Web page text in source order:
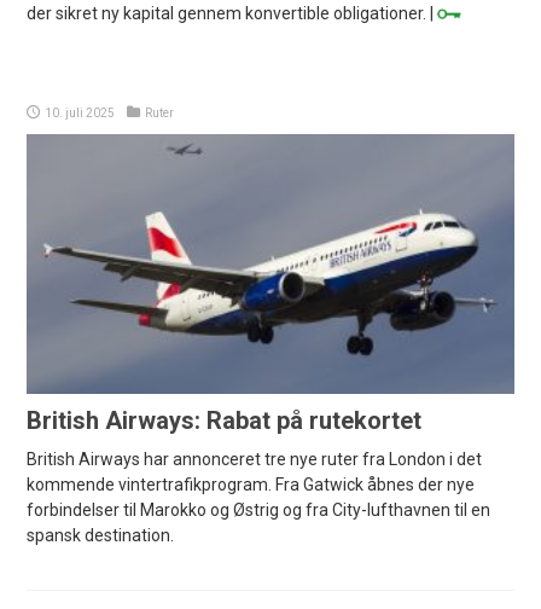
der sikret ny kapital gennem konvertible obligationer. |
10. juli 2025 Ruter
British Airways: Rabat på rutekortet
British Airways har annonceret tre nye ruter fra London i det
kommende vintertrafikprogram. Fra Gatwick åbnes der nye
forbindelser til Marokko og Østrig og fra City-lufthavnen til en
spansk destination.